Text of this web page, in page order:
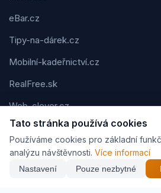
eBar.cz
Tipy-na-dárek.cz
Mobilní-kadeřnictví.cz
RealFree.sk
Web-clever.cz
Kvízov.cz
Karavaning.net
CVčko.eu
Tato stránka používá cookies
Používáme cookies pro základní
analýzu návštěvnosti. Více informací
Nastavení Pouze nezbytné